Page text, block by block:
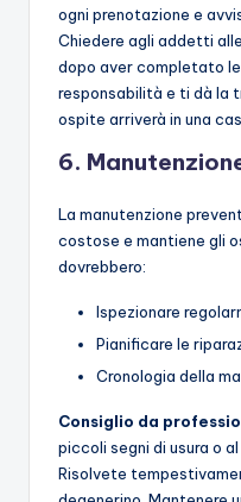
ogni prenotazione e
Chiedere agli addetti
dopo aver completato
responsabilità e ti dà la
ospite arriverà in una
6.
La manutenzione
costose e mantiene gli
dovrebbero:
Ispezionare
Pianificare le
Cronologia della
Consiglio da
piccoli segni di usura o
Risolvete